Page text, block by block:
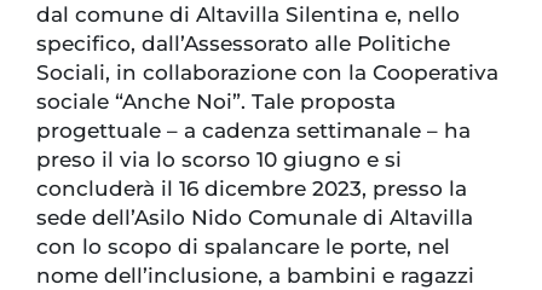
dal comune di Altavilla Silentina e, nello
specifico, dall’Assessorato alle Politiche
Sociali, in collaborazione con la Cooperativa
sociale “Anche Noi”. Tale proposta
progettuale – a cadenza settimanale – ha
preso il via lo scorso 10 giugno e si
concluderà il 16 dicembre 2023, presso la
sede dell’Asilo Nido Comunale di Altavilla
con lo scopo di spalancare le porte, nel
nome dell’inclusione, a bambini e ragazzi